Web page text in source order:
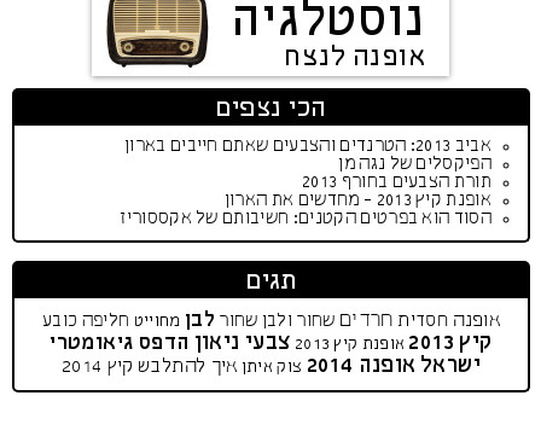
נוסטלגיה
אופנה לנצח
הכי נצפים
אביב 2013: הטרנדים והצבעים שאתם חייבים בארון
הפיקסלים של נגה מן
תורת הצבעים בחורף 2013
אופנת קיץ 2013 - מחדשים את הארון
הסוד הוא בפרטים הקטנים: חשיבותם של אקססוריז
תגים
אופנה חסדית חרדים שחור ולבן שחור לבן מחוייט חליפה כובע
קיץ 2013 אופנת קיץ 2013 צבעי ניאון הדפס גיאומטרי
ישראל אופנה 2014 צוק איתן איך להתלבש קיץ 2014